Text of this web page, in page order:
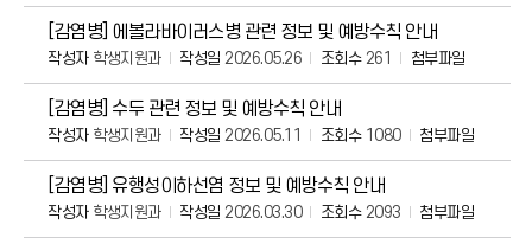
[감염병] 에볼라바이러스병 관련 정보 및 예방수칙 안내
작성자학생지원과 작성일 2026.05.26 조회수261 첨부파일
[감염병] 수두 관련 정보 및 예방수칙 안내
작성자학생지원과 작성일 2026.05.11 조회수1080 첨부파일
[감염병] 유행성이하선염 정보 및 예방수칙 안내
작성자학생지원과 작성일 2026.03.30 조회수2093 첨부파일